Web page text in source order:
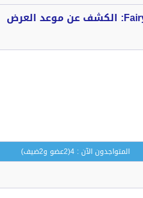
المتواجدون الآن : 4 (2عضو و2ضيف)